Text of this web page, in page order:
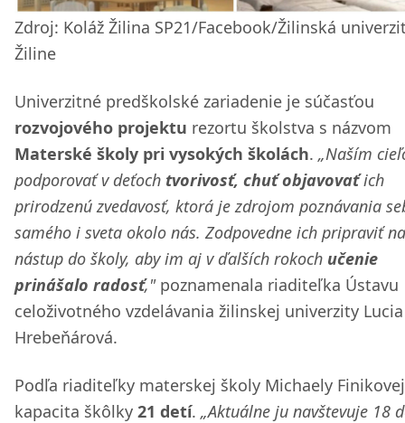
Zdroj: Koláž Žilina SP21/Facebook/Žilinská
Žiline
Univerzitné predškolské zariadenie je súčasťou
rozvojového projektu rezortu školstva s názvom
Materské školy pri vysokých školách. „Naším
podporovať v deťoch tvorivosť, chuť objavovaťich
prirodzenú zvedavosť, ktorá je zdrojom poznávania
samého i sveta okolo nás. Zodpovedne ich pripraviť na
nástup do školy, aby im aj v ďalších rokoch učenie
prinášalo radosť,"poznamenala riaditeľka Ústavu
celoživotného vzdelávania žilinskej univerzity Lucia
Hrebeňárová.
Podľa riaditeľky materskej školy Michaely
kapacita škôlky 21 detí. „Aktuálne ju navštevuje 18